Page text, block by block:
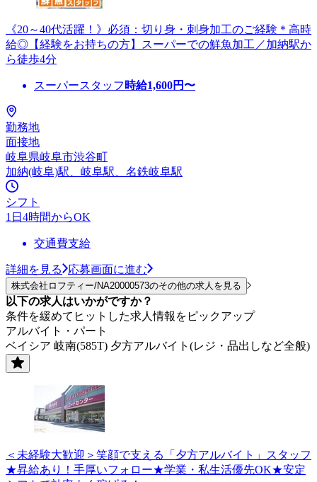
《20～40代活躍！》必須：切り身・刺身加工のご経験＊高時
給◎【経験をお持ちの方】スーパーでの鮮魚加工／加納駅か
ら徒歩4分
スーパースタッフ 時給1,600円〜
勤務地
面接地
岐阜県岐阜市渋谷町
加納(岐阜)駅、岐阜駅、名鉄岐阜駅
シフト
1日4時間からOK
交通費支給
詳細を見る 応募画面に進む
株式会社ロフティー/NA20000573のその他の求人を見る
以下の求人はいかがですか？
条件を緩めてヒットした求人情報をピックアップ
アルバイト・パート
ベイシア 岐南(585T) 夕方アルバイト(レジ・品出しなど全般)
＜未経験大歓迎＞笑顔で支える「夕方アルバイト」スタッフ
★昇給あり！手厚いフォロー★学業・私生活優先OK★安定